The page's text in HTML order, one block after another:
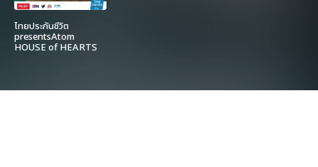
ไทยประกันชีวิต
presentsAtom
HOUSE of HEARTS